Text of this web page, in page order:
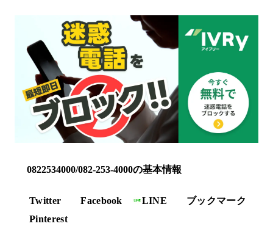
0822534000/082-253-4000の基本情報
Twitter Facebook LINE
ブックマーク
Pinterest